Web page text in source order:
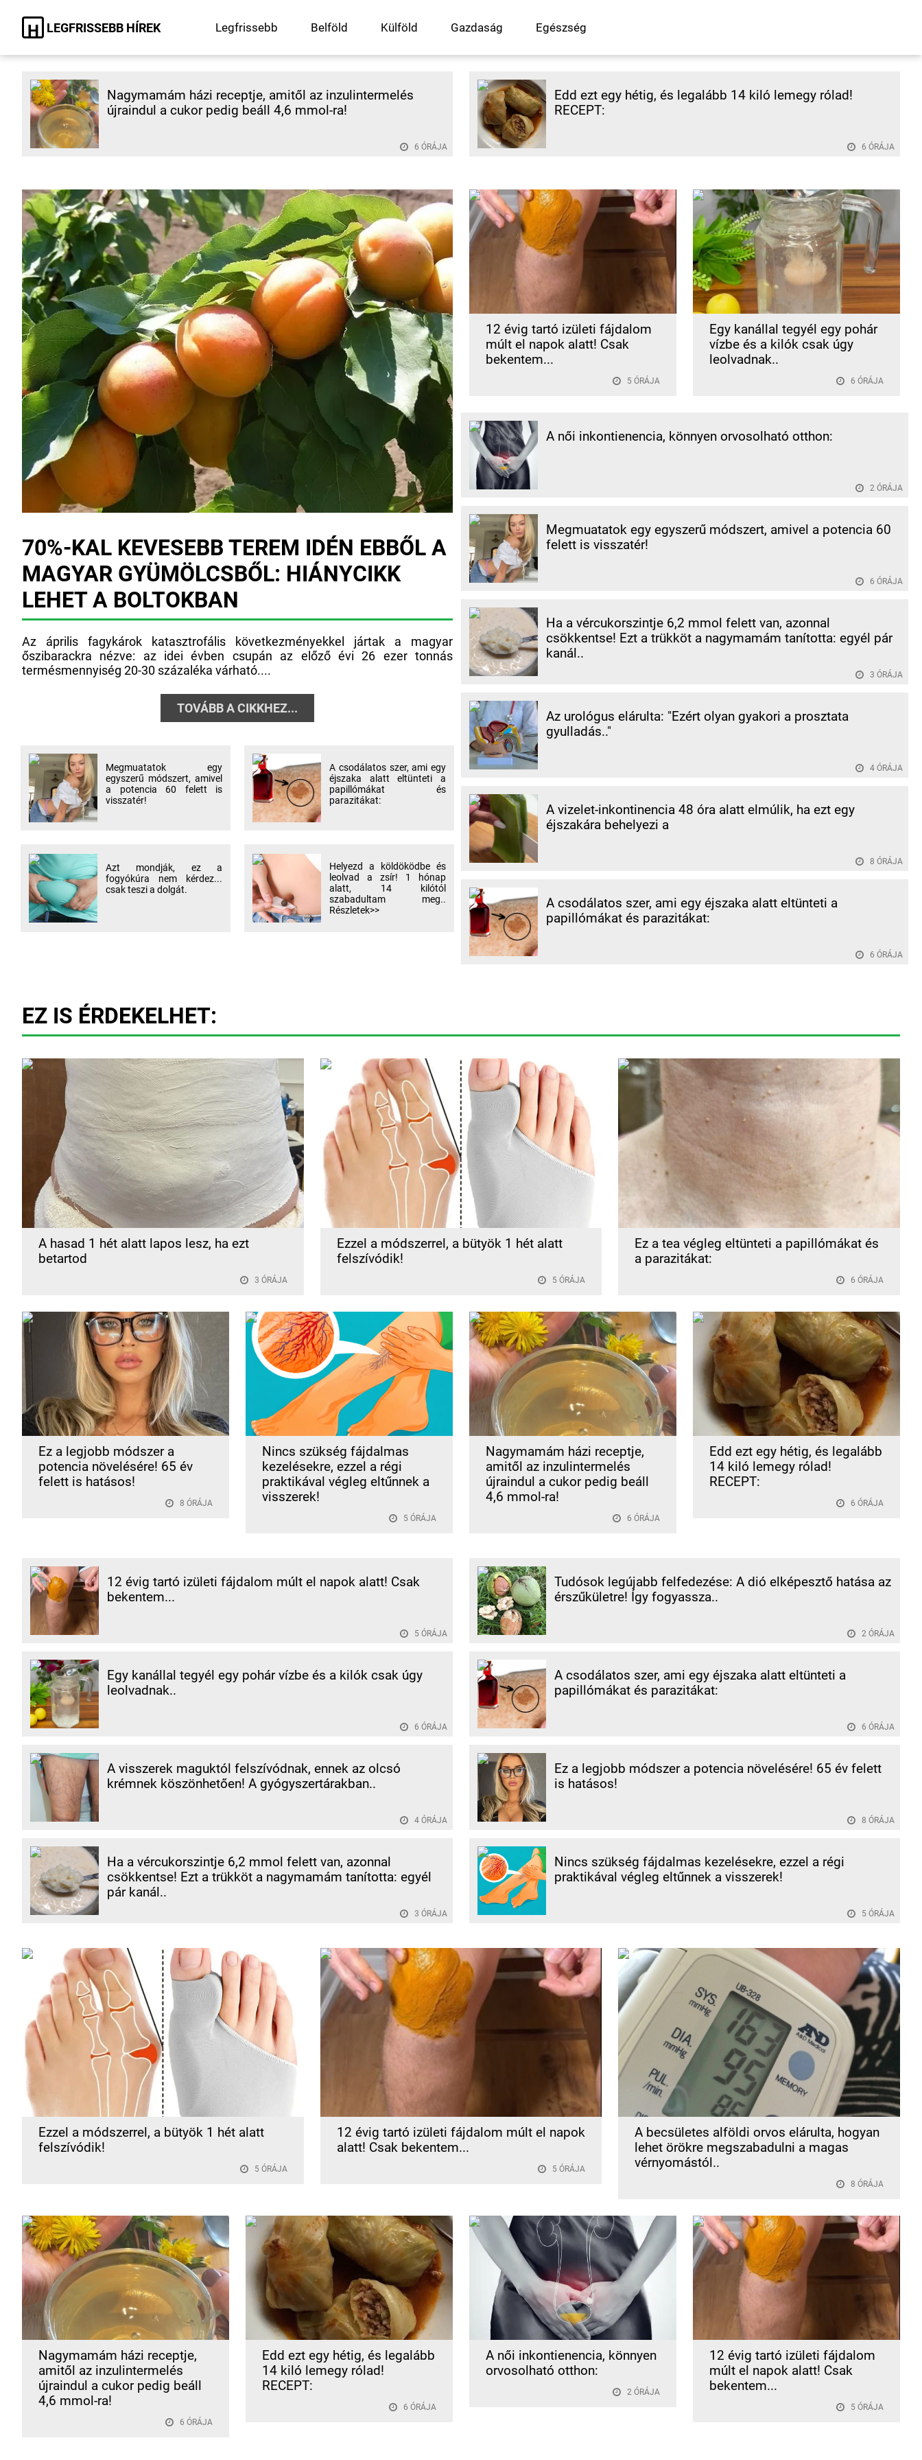
H LEGFRISSEBB HÍREK Legfrissebb Belföld Külföld Gazdaság Egészség
Nagymamám házi receptje, amitől az inzulintermelés
újraindul a cukor pedig beáll 4,6 mmol-ra!
6 ÓRÁJA
Edd ezt egy hétig, és legalább 14 kiló lemegy rólad!
RECEPT:
6 ÓRÁJA
70%-KAL KEVESEBB TEREM IDÉN EBBŐL A
MAGYAR GYÜMÖLCSBŐL: HIÁNYCIKK
LEHET A BOLTOKBAN
Az április fagykárok katasztrofális következményekkel jártak a magyar
őszibarackra nézve: az idei évben csupán az előző évi 26 ezer tonnás
termésmennyiség 20-30 százaléka várható....
TOVÁBB A CIKKHEZ...
Megmuatatok egy
egyszerű módszert, amivel
a potencia 60 felett is
visszatér!
A csodálatos szer, ami egy
éjszaka alatt eltünteti a
papillómákat és
parazitákat:
Azt mondják, ez a
fogyókúra nem kérdez...
csak teszi a dolgát.
Helyezd a köldöködbe és
leolvad a zsír! 1 hónap
alatt, 14 kilótól
szabadultam meg..
Részletek>>
12 évig tartó izületi fájdalom
múlt el napok alatt! Csak
bekentem...
5 ÓRÁJA
Egy kanállal tegyél egy pohár
vízbe és a kilók csak úgy
leolvadnak..
6 ÓRÁJA
A női inkontienencia, könnyen orvosolható otthon:
2 ÓRÁJA
Megmuatatok egy egyszerű módszert, amivel a potencia 60
felett is visszatér!
6 ÓRÁJA
Ha a vércukorszintje 6,2 mmol felett van, azonnal
csökkentse! Ezt a trükköt a nagymamám tanította: egyél pár
kanál..
3 ÓRÁJA
Az urológus elárulta: "Ezért olyan gyakori a prosztata
gyulladás.."
4 ÓRÁJA
A vizelet-inkontinencia 48 óra alatt elmúlik, ha ezt egy
éjszakára behelyezi a
8 ÓRÁJA
A csodálatos szer, ami egy éjszaka alatt eltünteti a
papillómákat és parazitákat:
6 ÓRÁJA
EZ IS ÉRDEKELHET:
A hasad 1 hét alatt lapos lesz, ha ezt
betartod
3 ÓRÁJA
Ezzel a módszerrel, a bütyök 1 hét alatt
felszívódik!
5 ÓRÁJA
Ez a tea végleg eltünteti a papillómákat és
a parazitákat:
6 ÓRÁJA
Ez a legjobb módszer a
potencia növelésére! 65 év
felett is hatásos!
8 ÓRÁJA
Nincs szükség fájdalmas
kezelésekre, ezzel a régi
praktikával végleg eltűnnek a
visszerek!
5 ÓRÁJA
Nagymamám házi receptje,
amitől az inzulintermelés
újraindul a cukor pedig beáll
4,6 mmol-ra!
6 ÓRÁJA
Edd ezt egy hétig, és legalább
14 kiló lemegy rólad!
RECEPT:
6 ÓRÁJA
12 évig tartó izületi fájdalom múlt el napok alatt! Csak
bekentem...
5 ÓRÁJA
Egy kanállal tegyél egy pohár vízbe és a kilók csak úgy
leolvadnak..
6 ÓRÁJA
A visszerek maguktól felszívódnak, ennek az olcsó
krémnek köszönhetően! A gyógyszertárakban..
4 ÓRÁJA
Ha a vércukorszintje 6,2 mmol felett van, azonnal
csökkentse! Ezt a trükköt a nagymamám tanította: egyél
pár kanál..
3 ÓRÁJA
Tudósok legújabb felfedezése: A dió elképesztő hatása az
érszűkületre! Így fogyassza..
2 ÓRÁJA
A csodálatos szer, ami egy éjszaka alatt eltünteti a
papillómákat és parazitákat:
6 ÓRÁJA
Ez a legjobb módszer a potencia növelésére! 65 év felett
is hatásos!
8 ÓRÁJA
Nincs szükség fájdalmas kezelésekre, ezzel a régi
praktikával végleg eltűnnek a visszerek!
5 ÓRÁJA
Ezzel a módszerrel, a bütyök 1 hét alatt
felszívódik!
5 ÓRÁJA
12 évig tartó izületi fájdalom múlt el napok
alatt! Csak bekentem...
5 ÓRÁJA
A becsületes alföldi orvos elárulta, hogyan
lehet örökre megszabadulni a magas
vérnyomástól..
8 ÓRÁJA
Nagymamám házi receptje,
amitől az inzulintermelés
újraindul a cukor pedig beáll
4,6 mmol-ra!
6 ÓRÁJA
Edd ezt egy hétig, és legalább
14 kiló lemegy rólad!
RECEPT:
6 ÓRÁJA
A női inkontienencia, könnyen
orvosolható otthon:
2 ÓRÁJA
12 évig tartó izületi fájdalom
múlt el napok alatt! Csak
bekentem...
5 ÓRÁJA